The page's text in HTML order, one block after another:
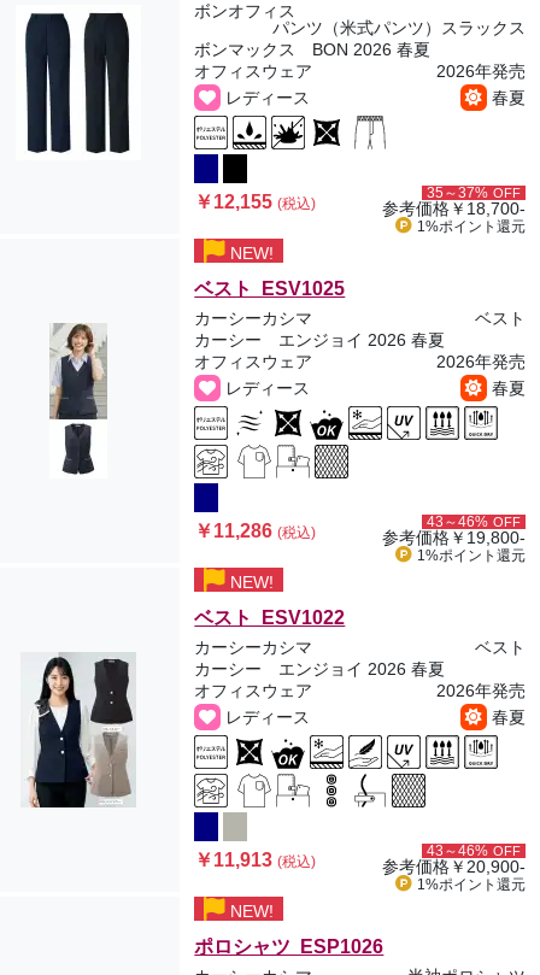
ボンオフィス
パンツ（米式パンツ）スラックス
ボンマックス BON 2026 春夏
オフィスウェア
2026年発売
レディース
春夏
￥12,155(税込)
35～37% OFF
参考価格￥18,700-
1%ポイント 還元
NEW!
ベスト ESV1025
カーシーカシマ
ベスト
カーシー エンジョイ 2026 春夏
オフィスウェア
2026年発売
レディース
春夏
￥11,286(税込)
43～46% OFF
参考価格￥19,800-
1%ポイント 還元
NEW!
ベスト ESV1022
カーシーカシマ
ベスト
カーシー エンジョイ 2026 春夏
オフィスウェア
2026年発売
レディース
春夏
￥11,913(税込)
43～46% OFF
参考価格￥20,900-
1%ポイント 還元
NEW!
ポロシャツ ESP1026